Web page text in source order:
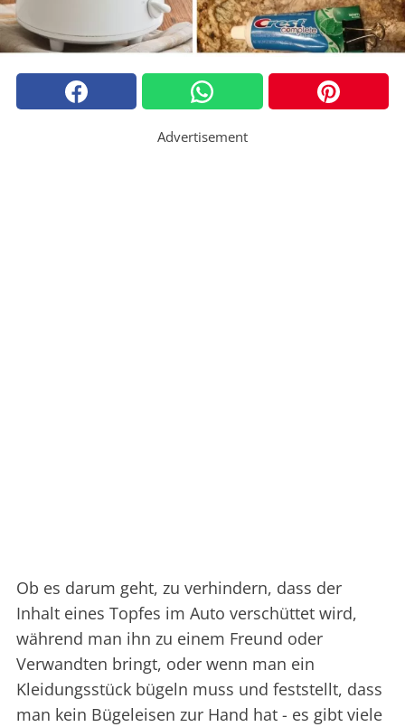
Advertisement
Ob es darum geht, zu verhindern, dass der
Inhalt eines Topfes im Auto verschüttet wird,
während man ihn zu einem Freund oder
Verwandten bringt, oder wenn man ein
Kleidungsstück bügeln muss und feststellt, dass
man kein Bügeleisen zur Hand hat - es gibt viele